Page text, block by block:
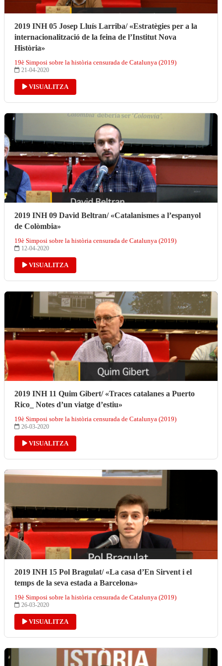
2019 INH 05 Josep Lluís Larriba/ «Estratègies per a la
internacionalització de la feina de l’Institut Nova
Història»
19è Simposi sobre la història censurada de Catalunya (2019)
21-04-2020
VISUALITZA
2019 INH 09 David Beltran/ «Catalanismes a l’espanyol
de Colòmbia»
19è Simposi sobre la història censurada de Catalunya (2019)
12-04-2020
VISUALITZA
2019 INH 11 Quim Gibert/ «Traces catalanes a Puerto
Rico_ Notes d’un viatge d’estiu»
19è Simposi sobre la història censurada de Catalunya (2019)
26-03-2020
VISUALITZA
2019 INH 15 Pol Bragulat/ «La casa d’En Sirvent i el
temps de la seva estada a Barcelona»
19è Simposi sobre la història censurada de Catalunya (2019)
26-03-2020
VISUALITZA